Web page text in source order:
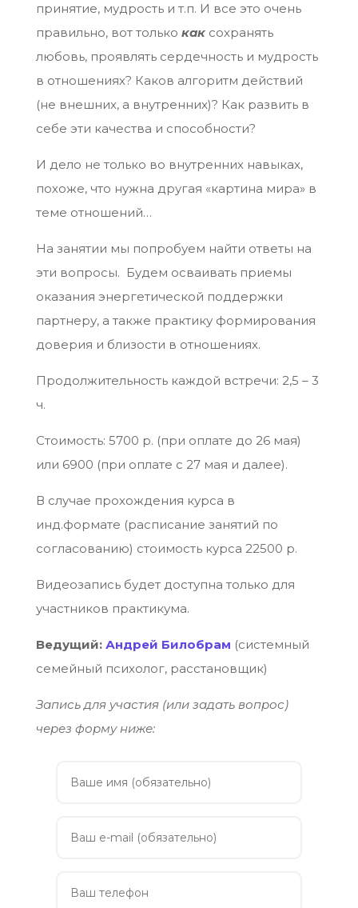
принятие, мудрость и т.п. И все это очень
правильно, вот только каксохранять
любовь, проявлять сердечность и мудрость
в отношениях? Каков алгоритм действий
(не внешних, а внутренних)? Как развить в
себе эти качества и способности?
И дело не только во внутренних навыках,
похоже, что нужна другая «картина мира» в
теме отношений…
На занятии мы попробуем найти ответы на
эти вопросы. Будем осваивать приемы
оказания энергетической поддержки
партнеру, а также практику формирования
доверия и близости в отношениях.
Продолжительность каждой встречи: 2,5 – 3
ч.
Стоимость: 5700 р. (при оплате до 26 мая)
или 6900 (при оплате с 27 мая и далее).
В случае прохождения курса в
инд.формате (расписание занятий по
согласованию) стоимость курса 22500 р.
Видеозапись будет доступна только для
участников практикума.
Ведущий: Андрей Билобрам (системный
семейный психолог, расстановщик)
Запись для участия (или задать вопрос)
через форму ниже: